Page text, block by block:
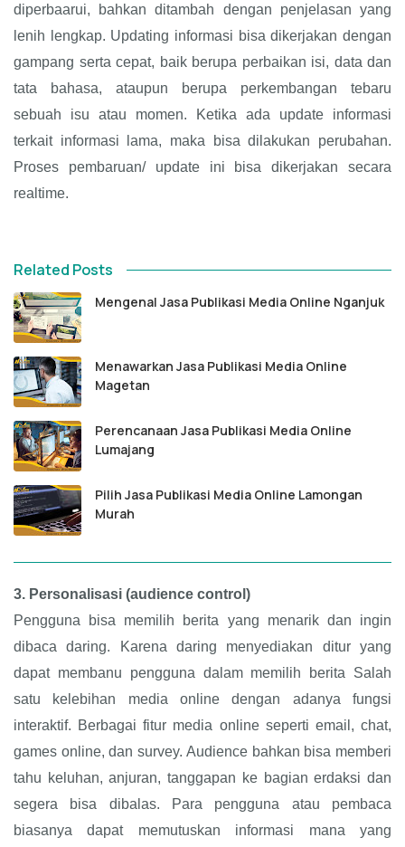
diperbaarui, bahkan ditambah dengan penjelasan yang
lenih lengkap. Updating informasi bisa dikerjakan dengan
gampang serta cepat, baik berupa perbaikan isi, data dan
tata bahasa, ataupun berupa perkembangan tebaru
sebuah isu atau momen. Ketika ada update informasi
terkait informasi lama, maka bisa dilakukan perubahan.
Proses pembaruan/ update ini bisa dikerjakan secara
realtime.
Related Posts
Mengenal Jasa Publikasi Media Online Nganjuk
Menawarkan Jasa Publikasi Media Online
Magetan
Perencanaan Jasa Publikasi Media Online
Lumajang
Pilih Jasa Publikasi Media Online Lamongan
Murah
3. Personalisasi (audience control)
Pengguna bisa memilih berita yang menarik dan ingin
dibaca daring. Karena daring menyediakan ditur yang
dapat membanu pengguna dalam memilih berita Salah
satu kelebihan media online dengan adanya fungsi
interaktif. Berbagai fitur media online seperti email, chat,
games online, dan survey. Audience bahkan bisa memberi
tahu keluhan, anjuran, tanggapan ke bagian erdaksi dan
segera bisa dibalas. Para pengguna atau pembaca
biasanya dapat memutuskan informasi mana yang